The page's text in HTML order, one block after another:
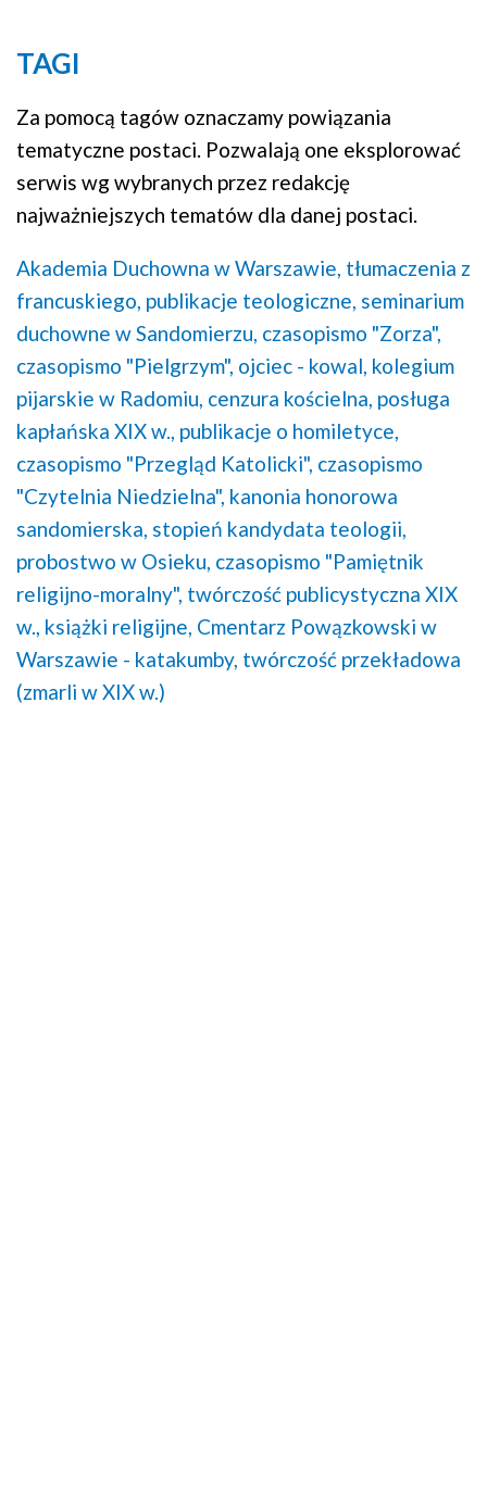
TAGI
Za pomocą tagów oznaczamy powiązania
tematyczne postaci. Pozwalają one eksplorować
serwis wg wybranych przez redakcję
najważniejszych tematów dla danej postaci.
Akademia Duchowna w Warszawie, tłumaczenia z
francuskiego, publikacje teologiczne, seminarium
duchowne w Sandomierzu, czasopismo "Zorza",
czasopismo "Pielgrzym", ojciec - kowal, kolegium
pijarskie w Radomiu, cenzura kościelna, posługa
kapłańska XIX w., publikacje o homiletyce,
czasopismo "Przegląd Katolicki", czasopismo
"Czytelnia Niedzielna", kanonia honorowa
sandomierska, stopień kandydata teologii,
probostwo w Osieku, czasopismo "Pamiętnik
religijno-moralny", twórczość publicystyczna XIX
w., książki religijne, Cmentarz Powązkowski w
Warszawie - katakumby, twórczość przekładowa
(zmarli w XIX w.)